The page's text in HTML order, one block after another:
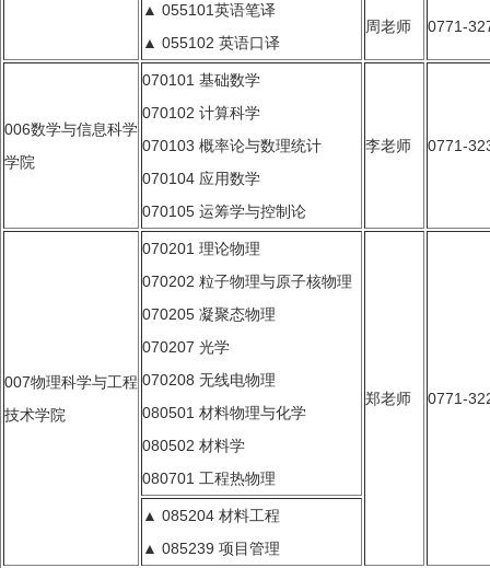
▲ 055101英语笔译
▲ 055102 英语口译
周老师 0771-
006数学与信息科学
学院
070101 基础数学
070102 计算科学
070103 概率论与数理统计
070104 应用数学
070105 运筹学与控制论
李老师 0771-
007物理科学与工程
技术学院
070201 理论物理
070202 粒子物理与原子核物理
070205 凝聚态物理
070207 光学
070208 无线电物理
080501 材料物理与化学
080502 材料学
080701 工程热物理
郑老师 0771-32
▲ 085204 材料工程
▲ 085239 项目管理